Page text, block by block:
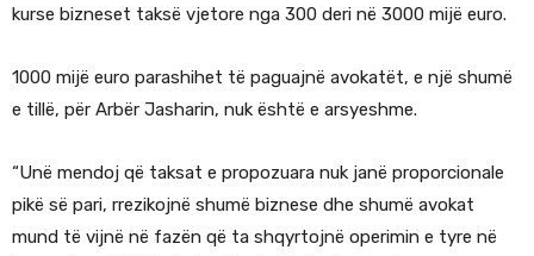
kurse bizneset taksë vjetore nga 300 deri në 3000 mijë euro.
1000 mijë euro parashihet të paguajnë avokatët, e një shumë
e tillë, për Arbër Jasharin, nuk është e arsyeshme.
“Unë mendoj që taksat e propozuara nuk janë proporcionale
pikë së pari, rrezikojnë shumë biznese dhe shumë avokat
mund të vijnë në fazën që ta shqyrtojnë operimin e tyre në